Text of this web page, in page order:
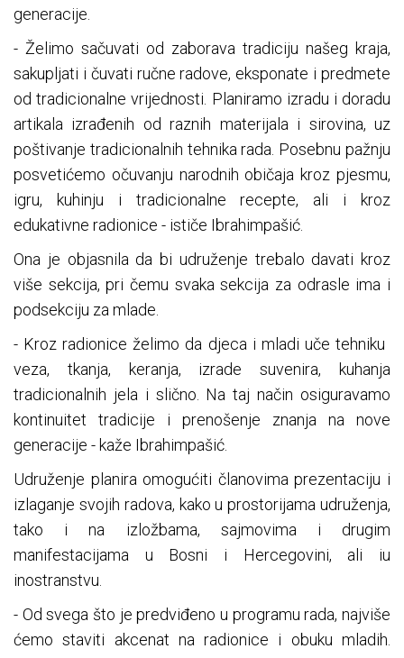
generacije.
- Želimo sačuvati od zaborava tradiciju našeg kraja,
sakupljati i čuvati ručne radove, eksponate i predmete
od tradicionalne vrijednosti. Planiramo izradu i doradu
artikala izrađenih od raznih materijala i sirovina, uz
poštivanje tradicionalnih tehnika rada. Posebnu pažnju
posvetićemo očuvanju narodnih običaja kroz pjesmu,
igru, kuhinju i tradicionalne recepte, ali i kroz
edukativne radionice - ističe Ibrahimpašić.
Ona je objasnila da bi udruženje trebalo davati kroz
više sekcija, pri čemu svaka sekcija za odrasle ima i
podsekciju za mlade.
- Kroz radionice želimo da djeca i mladi uče tehniku ​​
veza, tkanja, keranja, izrade suvenira, kuhanja
tradicionalnih jela i slično. Na taj način osiguravamo
kontinuitet tradicije i prenošenje znanja na nove
generacije - kaže Ibrahimpašić.
Udruženje planira omogućiti članovima prezentaciju i
izlaganje svojih radova, kako u prostorijama udruženja,
tako i na izložbama, sajmovima i drugim
manifestacijama u Bosni i Hercegovini, ali iu
inostranstvu.
- Od svega što je predviđeno u programu rada, najviše
ćemo staviti akcenat na radionice i obuku mladih.